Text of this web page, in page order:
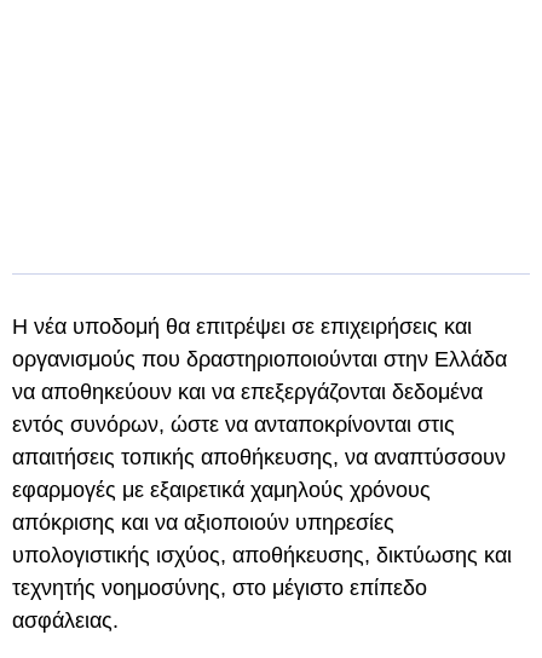
Η νέα υποδομή θα επιτρέψει σε επιχειρήσεις και
οργανισμούς που δραστηριοποιούνται στην Ελλάδα
να αποθηκεύουν και να επεξεργάζονται δεδομένα
εντός συνόρων, ώστε να ανταποκρίνονται στις
απαιτήσεις τοπικής αποθήκευσης, να αναπτύσσουν
εφαρμογές με εξαιρετικά χαμηλούς χρόνους
απόκρισης και να αξιοποιούν υπηρεσίες
υπολογιστικής ισχύος, αποθήκευσης, δικτύωσης και
τεχνητής νοημοσύνης, στο μέγιστο επίπεδο
ασφάλειας.